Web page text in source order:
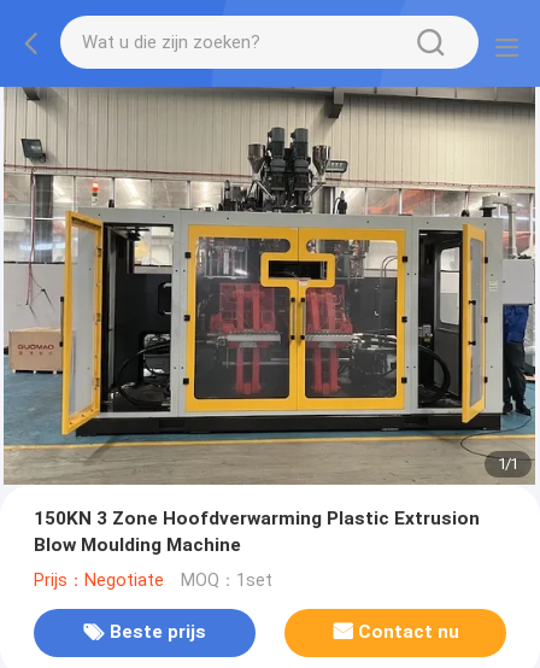
1/1
150KN 3 Zone Hoofdverwarming Plastic Extrusion
Blow Moulding Machine
Prijs：Negotiate MOQ：1set
Beste prijs Contact nu